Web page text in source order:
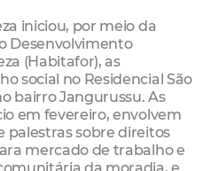
iniciou, por meio da
Desenvolvimento
(Habitafor), as
social no Residencial São
bairro Jangurussu. As
em fevereiro, envolvem
palestras sobre direitos
mercado de trabalho e